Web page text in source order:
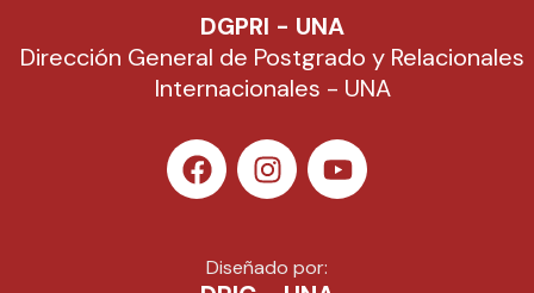
DGPRI - UNA
Dirección General de Postgrado y Relacionales
Internacionales - UNA
Diseñado por: